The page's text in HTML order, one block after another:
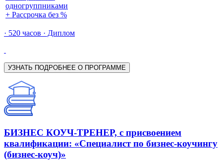
одногруппниками
+ Рассрочка без %
· 520 часов · Диплом
УЗНАТЬ ПОДРОБНЕЕ О ПРОГРАММЕ
БИЗНЕС КОУЧ-ТРЕНЕР, с присвоением
квалификации: «Специалист по бизнес-коучингу
(бизнес-коуч)»